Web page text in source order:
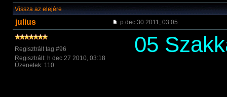
Vissza az elejére
julius p dec 30 2011, 03:05
Regisztrált tag #96
Regisztrált: h dec 27 2010, 03:18
Üzenetek: 110
05